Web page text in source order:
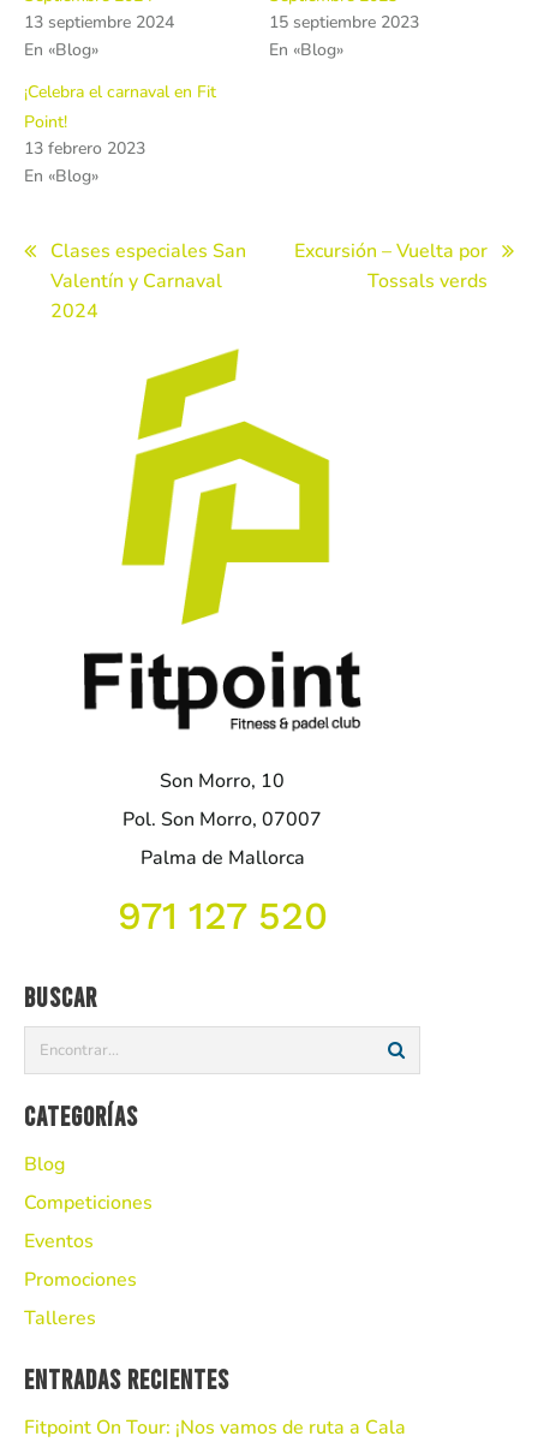
13 septiembre 2024
En «Blog»
15 septiembre 2023
En «Blog»
¡Celebra el carnaval en Fit
Point!
13 febrero 2023
En «Blog»
Navegación
de
Clases especiales San
Valentín y Carnaval
2024
Excursión – Vuelta por
Tossals verds
Son Morro, 10
Pol. Son Morro, 07007
Palma de Mallorca
971 127 520
Buscar
Categorías
Blog
Competiciones
Eventos
Promociones
Talleres
Entradas recientes
Fitpoint On Tour: ¡Nos vamos de ruta a Cala